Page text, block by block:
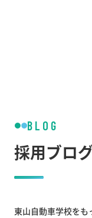
BLOG
採用ブロ
東山自動車学校を